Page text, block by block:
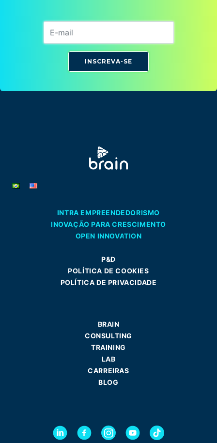
INSCREVA-SE
INTRA EMPREENDEDORISMO
INOVAÇÃO PARA CRESCIMENTO
OPEN INNOVATION
P&D
POLÍTICA DE COOKIES
POLÍTICA DE PRIVACIDADE
BRAIN
CONSULTING
TRAINING
LAB
CARREIRAS
BLOG